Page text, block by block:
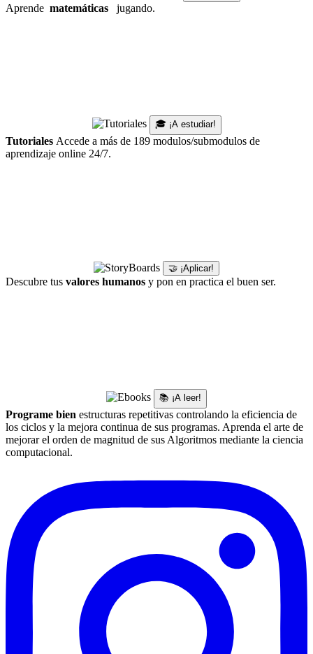
Aprende matemáticas jugando.
🎓 ¡A estudiar!
Tutoriales Accede a más de 189 modulos/submodulos de
aprendizaje online 24/7.
🤝 ¡Aplicar!
Descubre tus valores humanos y pon en practica el buen ser.
📚 ¡A leer!
Programe bien estructuras repetitivas controlando la eficiencia de
los ciclos y la mejora continua de sus programas. Aprenda el arte de
mejorar el orden de magnitud de sus Algoritmos mediante la ciencia
computacional.